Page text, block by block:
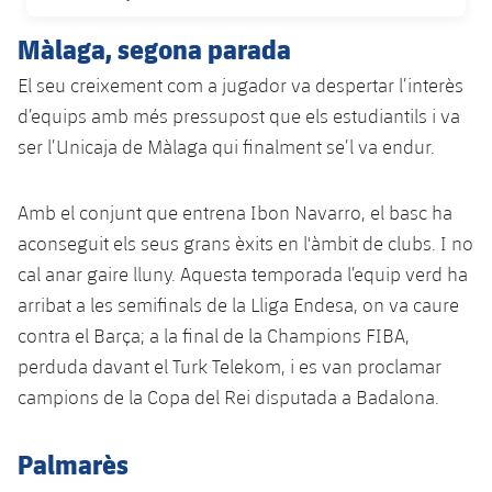
Calendari
Resultats
Fotos
Voleibol masculí
Voleibol femení
plusicon
més
Apunta't a les amateurs
Carnet de l'Esportista Amateur
PLUSICON
MÉS
League of Legends
VALORANT Rising
VALORANT Game Changers
eFootball
Màlaga, segona parada
El seu creixement com a jugador va despertar l’interès
d’equips amb més pressupost que els estudiantils i va
ser l’Unicaja de Màlaga qui finalment se’l va endur.
Amb el conjunt que entrena Ibon Navarro, el basc ha
aconseguit els seus grans èxits en l'àmbit de clubs. I no
cal anar gaire lluny. Aquesta temporada l’equip verd ha
arribat a les semifinals de la Lliga Endesa, on va caure
contra el Barça; a la final de la Champions FIBA,
perduda davant el Turk Telekom, i es van proclamar
campions de la Copa del Rei disputada a Badalona.
Palmarès